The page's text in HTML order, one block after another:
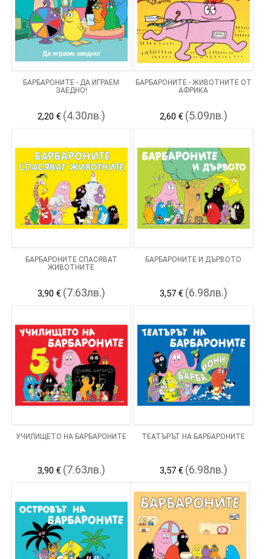
БАРБАРОНИТЕ - ДА ИГРАЕМ
ЗАЕДНО!
2,20 € (4.30лв.)
БАРБАРОНИТЕ - ЖИВОТНИТЕ ОТ
АФРИКА
2,60 € (5.09лв.)
БАРБАРОНИТЕ СПАСЯВАТ
ЖИВОТНИТЕ
3,90 € (7.63лв.)
БАРБАРОНИТЕ И ДЪРВОТО
3,57 € (6.98лв.)
УЧИЛИЩЕТО НА БАРБАРОНИТЕ
3,90 € (7.63лв.)
ТЕАТЪРЪТ НА БАРБАРОНИТЕ
3,57 € (6.98лв.)